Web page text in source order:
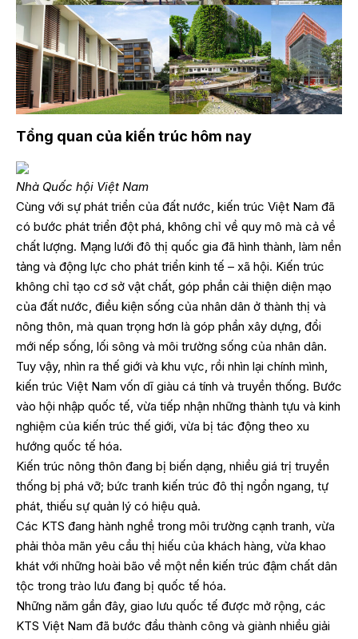
Tổng quan của kiến trúc hôm nay
Nhà Quốc hội Việt Nam
Cùng với sự phát triển của đất nước, kiến trúc Việt Nam đã
có bước phát triển đột phá, không chỉ về quy mô mà cả về
chất lượng. Mạng lưới đô thị quốc gia đã hình thành, làm nền
tảng và động lực cho phát triển kinh tế – xã hội. Kiến trúc
không chỉ tạo cơ sở vật chất, góp phần cải thiện diện mạo
của đất nước, điều kiện sống của nhân dân ở thành thị và
nông thôn, mà quan trọng hơn là góp phần xây dựng, đổi
mới nếp sống, lối sông và môi trường sống của nhân dân.
Tuy vậy, nhìn ra thế giới và khu vực, rồi nhìn lại chính mình,
kiến trúc Việt Nam vốn dĩ giàu cá tính và truyền thống. Bước
vào hội nhập quốc tế, vừa tiếp nhận những thành tựu và kinh
nghiệm của kiến trúc thế giới, vừa bị tác động theo xu
hướng quốc tế hóa.
Kiến trúc nông thôn đang bị biến dạng, nhiều giá trị truyền
thống bị phá vỡ; bức tranh kiến trúc đô thị ngổn ngang, tự
phát, thiếu sự quản lý có hiệu quả.
Các KTS đang hành nghề trong môi trường cạnh tranh, vừa
phải thỏa mãn yêu cầu thị hiếu của khách hàng, vừa khao
khát với những hoài bão về một nền kiến trúc đậm chất dân
tộc trong trào lưu đang bị quốc tế hóa.
Những năm gần đây, giao lưu quốc tế được mở rộng, các
KTS Việt Nam đã bước đầu thành công và giành nhiều giải